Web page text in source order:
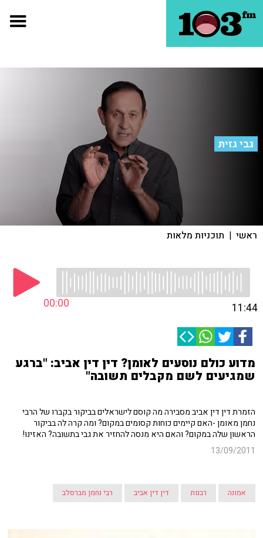
גבי גזית
ראשי | תוכניות מלאות
00:00 11:44
מדוע כולם נוסעים לאומן? דין דין אביב: "ברגע
שמגיעים לשם מקבלים תשובה"
הזמרת דין דין אביב מסבירה מה קוסם לישראלים בביקור בקברו של הרבי
נחמן מאומן -האם קיימים כוחות קסומים במקום? ומה קרה לה בביקור
הראשון שלה במקום? והאם היא מנסה להחזיר את גבי בתשובה? האזינו!
13/09/2011
אמונה רבנות דין דין אביב רבי נחמן מברסלב